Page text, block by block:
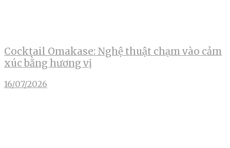
Cocktail Omakase: Nghệ thuật chạm vào cảm
xúc bằng hương vị
16/07/2026